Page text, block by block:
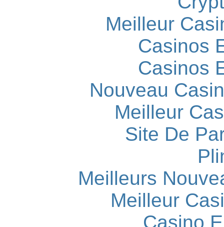
Meilleur
Casinos
Casinos
Nouveau
Meilleur
Site De
Meilleurs
Meilleur
Casino